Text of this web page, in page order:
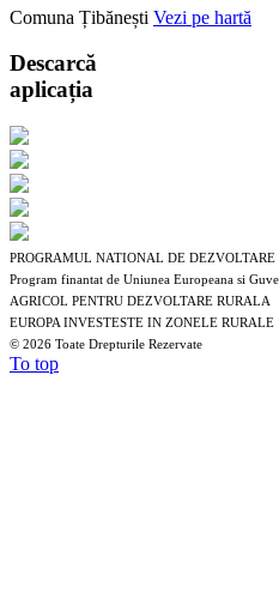
Comuna Țibănești Vezi pe hartă
Descarcă
aplicația
PROGRAMUL NATIONAL DE DEZVOLTARE
Program finantat de Uniunea Europeana si
AGRICOL PENTRU DEZVOLTARE RURALA
EUROPA INVESTESTE IN ZONELE RURALE
© 2026 Toate Drepturile Rezervate
To top